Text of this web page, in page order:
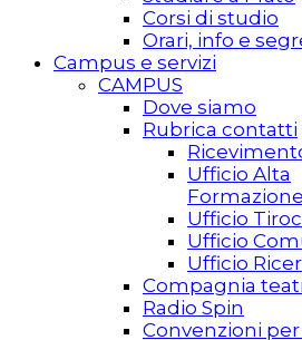
Corsi di studio
Orari, info e
Campus e servizi
CAMPUS
Dove siamo
Rubrica contatti
Ufficio Alta
Formazione
Ufficio
Ufficio
Ufficio
Compagnia
Radio Spin
Convenzioni